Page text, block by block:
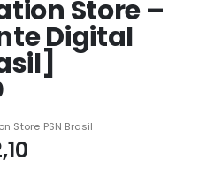
Store –
Digital
Store PSN Brasil